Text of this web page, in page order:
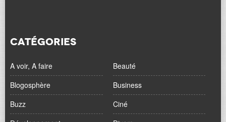
CATÉGORIES
A voir, A faire
Beauté
Blogosphère
Business
Buzz
Ciné